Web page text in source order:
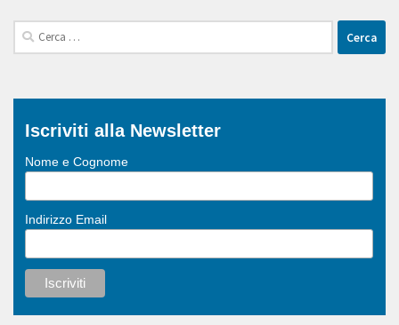
Ricerca
per:
Iscriviti alla Newsletter
Nome e Cognome
Indirizzo Email